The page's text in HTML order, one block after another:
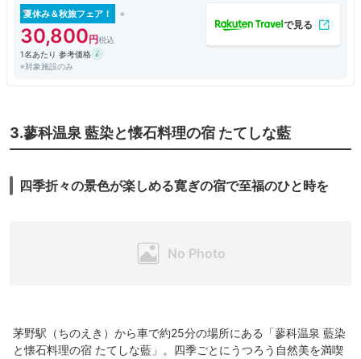
夏休み＆秋旅フェア！
30,800
1名あたり 参考価格
※対象施設のみ
3.蓼科温泉 藍染と懐石料理の宿 たてしな藍
四季折々の景色が楽しめる寛ぎの宿で至福のひと時を
茅野駅（ちのえき）から車で約25分の場所にある「蓼科温泉 藍染
と懐石料理の宿 たてしな藍」。四季ごとにうつろう自然美を満喫